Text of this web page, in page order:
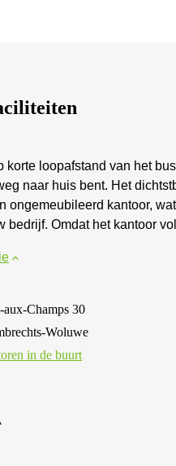
korte loopafstand van het
naar huis bent. Het
ongemeubileerd kantoor,
bedrijf. Omdat het kantoor
Champs 30
Woluwe
in de buurt